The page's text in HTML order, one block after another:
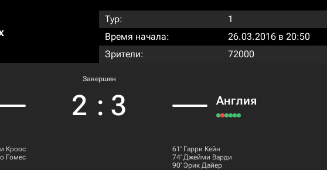
Тур:
1
Время начала:
26.03.2016 в 20:50
Зрители:
72000
Завершен
2 : 3 Англия
Кроос
Гомес
61‎’‎ Гарри Кейн
74‎’‎ Джейми Варди
90‎’‎ Эрик Дайер